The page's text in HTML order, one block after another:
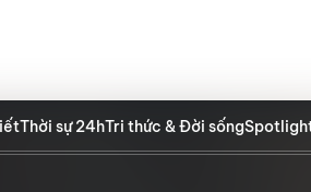
Thời sự 24hTri thức & Đời sống